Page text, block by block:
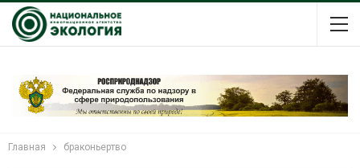
Главная браконьертво